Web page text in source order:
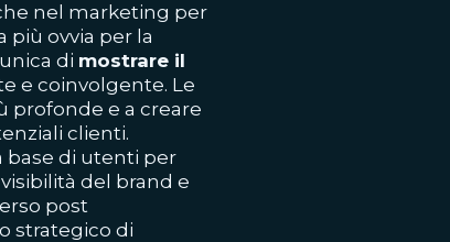
nel marketing per
più ovvia per la
di mostrare il
e coinvolgente. Le
profonde e a creare
clienti.
base di utenti per
del brand e
post
strategico di